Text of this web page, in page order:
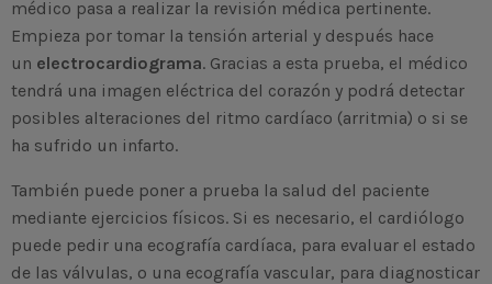
médico pasa a realizar la revisión médica pertinente.
Empieza por tomar la tensión arterial y después hace
un electrocardiograma. Gracias a esta prueba, el médico
tendrá una imagen eléctrica del corazón y podrá detectar
posibles alteraciones del ritmo cardíaco (arritmia) o si se
ha sufrido un infarto.
También puede poner a prueba la salud del paciente
mediante ejercicios físicos. Si es necesario, el cardiólogo
puede pedir una ecografía cardíaca, para evaluar el estado
de las válvulas, o una ecografía vascular, para diagnosticar